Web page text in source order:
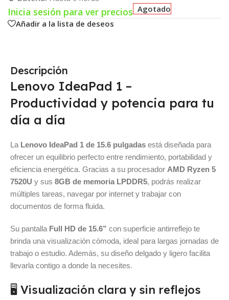
Inicia sesión para ver precios Agotado
Añadir a la lista de deseos
Descripción
Lenovo IdeaPad 1 –
Productividad y potencia para tu
día a día
La Lenovo IdeaPad 1 de 15.6 pulgadas está diseñada para
ofrecer un equilibrio perfecto entre rendimiento, portabilidad y
eficiencia energética. Gracias a su procesador AMD Ryzen 5
7520U y sus 8GB de memoria LPDDR5, podrás realizar
múltiples tareas, navegar por internet y trabajar con
documentos de forma fluida.
Su pantalla Full HD de 15.6” con superficie antirreflejo te
brinda una visualización cómoda, ideal para largas jornadas de
trabajo o estudio. Además, su diseño delgado y ligero facilita
llevarla contigo a donde la necesites.
🖥️ Visualización clara y sin reflejos